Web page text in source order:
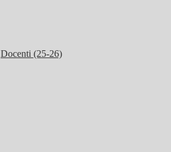
Docenti (25-26)